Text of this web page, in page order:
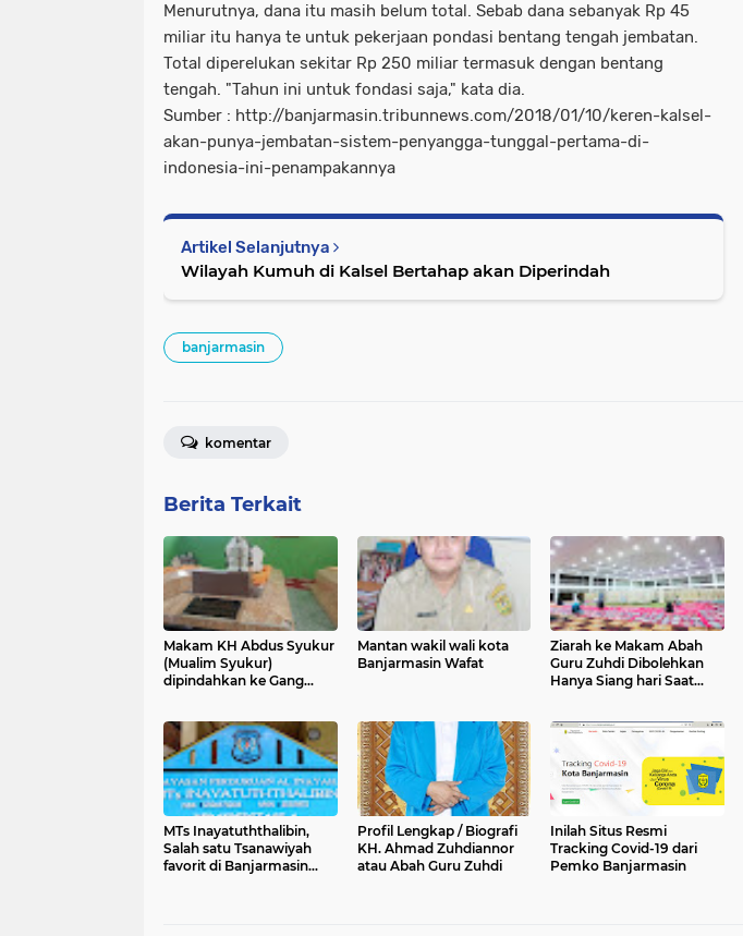
Menurutnya, dana itu masih belum total. Sebab dana sebanyak Rp 45
miliar itu hanya te untuk pekerjaan pondasi bentang tengah jembatan.
Total diperelukan sekitar Rp 250 miliar termasuk dengan bentang
tengah. "Tahun ini untuk fondasi saja," kata dia.
Sumber : http://banjarmasin.tribunnews.com/2018/01/10/keren-kalsel-
akan-punya-jembatan-sistem-penyangga-tunggal-pertama-di-
indonesia-ini-penampakannya
Artikel Selanjutnya
Wilayah Kumuh di Kalsel Bertahap akan Diperindah
banjarmasin
komentar
Berita Terkait
Makam KH Abdus Syukur
(Mualim Syukur)
dipindahkan ke Gang
Mantan wakil wali kota
Banjarmasin Wafat
Ziarah ke Makam Abah
Guru Zuhdi Dibolehkan
Hanya Siang hari Saat
MTs Inayatuththalibin,
Salah satu Tsanawiyah
favorit di Banjarmasin
Profil Lengkap / Biografi
KH. Ahmad Zuhdiannor
atau Abah Guru Zuhdi
Inilah Situs Resmi
Tracking Covid-19 dari
Pemko Banjarmasin